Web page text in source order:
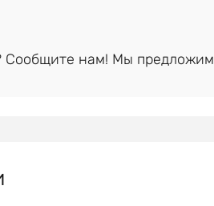
Сообщите нам! Мы предложим